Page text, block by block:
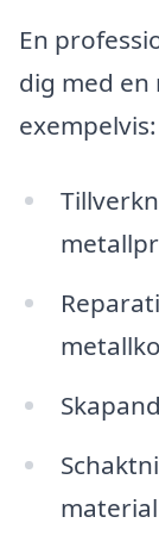
En
dig med en
exempelvis:
material